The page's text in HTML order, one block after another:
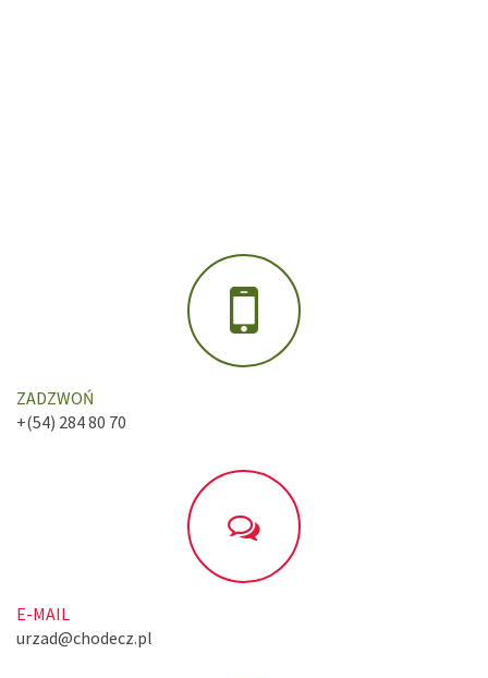
ZADZWOŃ
+(54) 284 80 70
E-MAIL
urzad@chodecz.pl